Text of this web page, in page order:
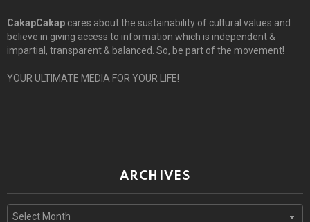
CakapCakap cares about the sustainability of cultural values and
believe in giving access to information which is independent &
impartial, transparent & balanced. So, be part of the movement!
YOUR ULTIMATE MEDIA FOR YOUR LIFE!
ARCHIVES
Archives